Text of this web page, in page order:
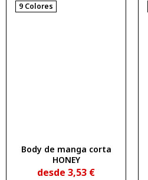
9 Colores
Body de manga corta
HONEY
desde 3,53 €